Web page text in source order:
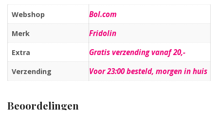
Webshop Bol.com
Merk Fridolin
Extra Gratis verzending vanaf 20,-
Verzending Voor 23:00 besteld, morgen in huis
Beoordelingen